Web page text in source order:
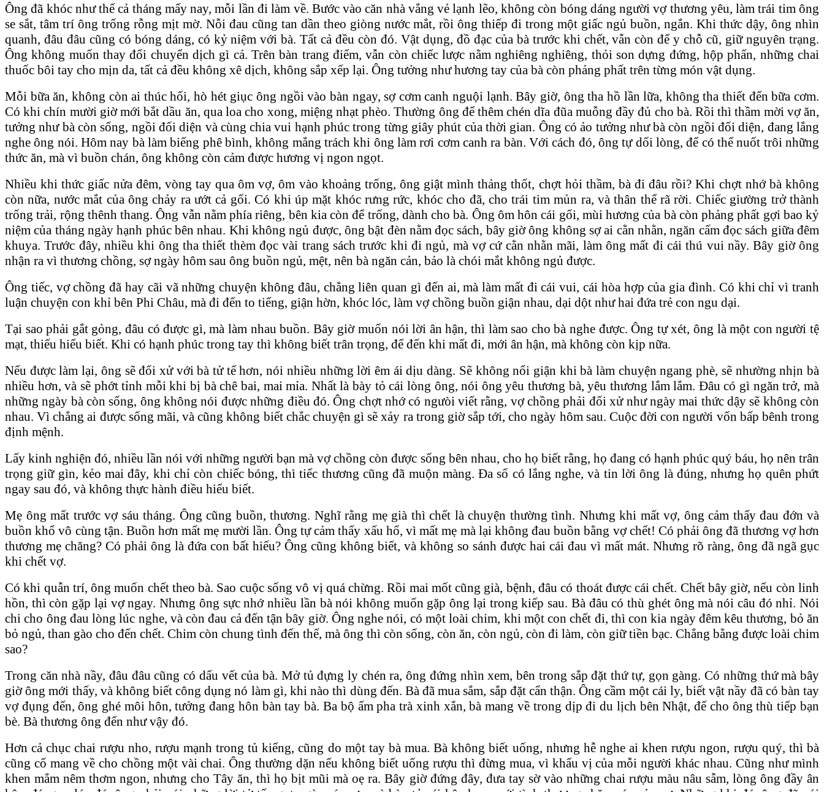
Ông đã khóc như thế cả tháng mấy nay, mỗi lần đi làm về. Bước vào căn nhà vắng vẻ lạnh lẽo, không còn bóng dáng người vợ thương yêu, làm trái tim ông
se sắt, tâm trí ông trống rỗng mịt mờ. Nỗi đau cũng tan dần theo giòng nước mắt, rồi ông thiếp đi trong một giấc ngủ buồn, ngắn. Khi thức dậy, ông nhìn
quanh, đâu đâu cũng có bóng dáng, có kỷ niệm với bà. Tất cả đều còn đó. Vật dụng, đồ đạc của bà trước khi chết, vẫn còn để y chỗ cũ, giữ nguyên trạng.
Ông không muốn thay đổi chuyển dịch gì cả. Trên bàn trang điểm, vẫn còn chiếc lược nằm nghiêng nghiêng, thỏi son dựng đứng, hộp phấn, những chai
thuốc bôi tay cho mịn da, tất cả đều không xê dịch, không sắp xếp lại. Ông tưởng như hương tay của bà còn phảng phất trên từng món vật dụng.
Mỗi bữa ăn, không còn ai thúc hối, hò hét giục ông ngồi vào bàn ngay, sợ cơm canh nguội lạnh. Bây giờ, ông tha hồ lần lữa, không tha thiết đến bữa cơm.
Có khi chín mười giờ mới bắt dầu ăn, qua loa cho xong, miệng nhạt phèo. Thường ông để thêm chén dĩa đũa muỗng đầy đủ cho bà. Rồi thì thầm mời vợ ăn,
tưởng như bà còn sống, ngồi đối diện và cùng chia vui hạnh phúc trong từng giây phút của thời gian. Ông có ảo tưởng như bà còn ngồi đối diện, đang lắng
nghe ông nói. Hôm nay bà làm biếng phê bình, không mắng trách khi ông làm rơi cơm canh ra bàn. Với cách đó, ông tự dối lòng, để có thể nuốt trôi những
thức ăn, mà vì buồn chán, ông không còn cảm được hương vị ngon ngọt.
Nhiều khi thức giấc nửa đêm, vòng tay qua ôm vợ, ôm vào khoảng trống, ông giật mình thảng thốt, chợt hỏi thầm, bà đi đâu rồi? Khi chợt nhớ bà không
còn nữa, nước mắt của ông chảy ra ướt cả gối. Có khi úp mặt khóc rưng rức, khóc cho đã, cho trái tim mủn ra, và thân thể rã rời. Chiếc giường trở thành
trống trải, rộng thênh thang. Ông vẫn nằm phía riêng, bên kia còn để trống, dành cho bà. Ông ôm hôn cái gối, mùi hương của bà còn phảng phất gợi bao kỷ
niệm của tháng ngày hạnh phúc bên nhau. Khi không ngủ được, ông bật đèn nằm đọc sách, bây giờ ông không sợ ai cằn nhằn, ngăn cấm đọc sách giữa đêm
khuya. Trước đây, nhiều khi ông tha thiết thèm đọc vài trang sách trước khi đi ngủ, mà vợ cứ cằn nhằn mãi, làm ông mất đi cái thú vui nầy. Bây giờ ông
nhận ra vì thương chồng, sợ ngày hôm sau ông buồn ngủ, mệt, nên bà ngăn cản, bảo là chói mắt không ngủ được.
Ông tiếc, vợ chồng đã hay cãi vã những chuyện không đâu, chẳng liên quan gì đến ai, mà làm mất đi cái vui, cái hòa hợp của gia đình. Có khi chỉ vì tranh
luận chuyện con khỉ bên Phi Châu, mà đi đến to tiếng, giận hờn, khóc lóc, làm vợ chồng buồn giận nhau, dại dột như hai đứa trẻ con ngu dại.
Tại sao phải gắt gỏng, đâu có được gì, mà làm nhau buồn. Bây giờ muốn nói lời ân hận, thì làm sao cho bà nghe được. Ông tự xét, ông là một con người tệ
mạt, thiếu hiểu biết. Khi có hạnh phúc trong tay thì không biết trân trọng, để đến khi mất đi, mới ân hận, mà không còn kịp nữa.
Nếu được làm lại, ông sẽ đối xử với bà tử tế hơn, nói nhiều những lời êm ái dịu dàng. Sẽ không nổi giận khi bà làm chuyện ngang phè, sẽ nhường nhịn bà
nhiều hơn, và sẽ phớt tỉnh mỗi khi bị bà chê bai, mai mỉa. Nhất là bày tỏ cái lòng ông, nói ông yêu thương bà, yêu thương lắm lắm. Đâu có gì ngăn trở, mà
những ngày bà còn sống, ông không nói được những điều đó. Ông chợt nhớ có ngưòi viết rằng, vợ chồng phải đối xử như ngày mai thức dậy sẽ không còn
nhau. Vì chẳng ai được sống mãi, và cũng không biết chắc chuyện gì sẽ xảy ra trong giờ sắp tới, cho ngày hôm sau. Cuộc đời con người vốn bấp bênh trong
định mệnh.
Lấy kinh nghiện đó, nhiều lần nói với những người bạn mà vợ chồng còn được sống bên nhau, cho họ biết rằng, họ đang có hạnh phúc quý báu, họ nên trân
trọng giữ gìn, kẻo mai đây, khi chỉ còn chiếc bóng, thì tiếc thương cũng đã muộn màng. Đa số có lắng nghe, và tin lời ông là đúng, nhưng họ quên phứt
ngay sau đó, và không thực hành điều hiểu biết.
Mẹ ông mất trước vợ sáu tháng. Ông cũng buồn, thương. Nghĩ rằng mẹ già thì chết là chuyện thường tình. Nhưng khi mất vợ, ông cảm thấy đau đớn và
buồn khổ vô cùng tận. Buồn hơn mất mẹ mười lần. Ông tự cảm thấy xấu hổ, vì mất mẹ mà lại không đau buồn bằng vợ chết! Có phải ông đã thương vợ hơn
thương mẹ chăng? Có phải ông là đứa con bất hiếu? Ông cũng không biết, và không so sánh được hai cái đau vì mất mát. Nhưng rõ ràng, ông đã ngã gục
khi chết vợ.
Có khi quẫn trí, ông muốn chết theo bà. Sao cuộc sống vô vị quá chừng. Rồi mai mốt cũng già, bệnh, đâu có thoát được cái chết. Chết bây giờ, nếu còn linh
hồn, thì còn gặp lại vợ ngay. Nhưng ông sực nhớ nhiều lần bà nói không muốn gặp ông lại trong kiếp sau. Bà đâu có thù ghét ông mà nói câu đó nhỉ. Nói
chi cho ông đau lòng lúc nghe, và còn đau cả đến tận bây giờ. Ông nghe nói, có một loài chim, khi một con chết đi, thì con kia ngày đêm kêu thương, bỏ ăn
bỏ ngủ, than gào cho đến chết. Chim còn chung tình đến thế, mà ông thì còn sống, còn ăn, còn ngủ, còn đi làm, còn giữ tiền bạc. Chẳng bằng được loài chim
sao?
Trong căn nhà nầy, đâu đâu cũng có dấu vết của bà. Mở tủ đựng ly chén ra, ông đứng nhìn xem, bên trong sắp đặt thứ tự, gọn gàng. Có những thứ mà bây
giờ ông mới thấy, và không biết công dụng nó làm gì, khi nào thì dùng đến. Bà đã mua sắm, sắp đặt cẩn thận. Ông cầm một cái ly, biết vật nầy đã có bàn tay
vợ đụng đến, ông ghé môi hôn, tưởng đang hôn bàn tay bà. Ba bộ ấm pha trà xinh xắn, bà mang về trong dịp đi du lịch bên Nhật, để cho ông thù tiếp bạn
bè. Bà thương ông đến như vậy đó.
Hơn cả chục chai rượu nho, rượu mạnh trong tủ kiếng, cũng do một tay bà mua. Bà không biết uống, nhưng hễ nghe ai khen rượu ngon, rượu quý, thì bà
cũng cố mang về cho chồng một vài chai. Ông thường dặn nếu không biết uống rượu thì đừng mua, vì khẩu vị của mỗi người khác nhau. Cũng như mình
khen mắm nêm thơm ngon, nhưng cho Tây ăn, thì họ bịt mũi mà oẹ ra. Bây giờ đứng đây, đưa tay sờ vào những chai rượu màu nâu sẫm, lòng ông đầy ân